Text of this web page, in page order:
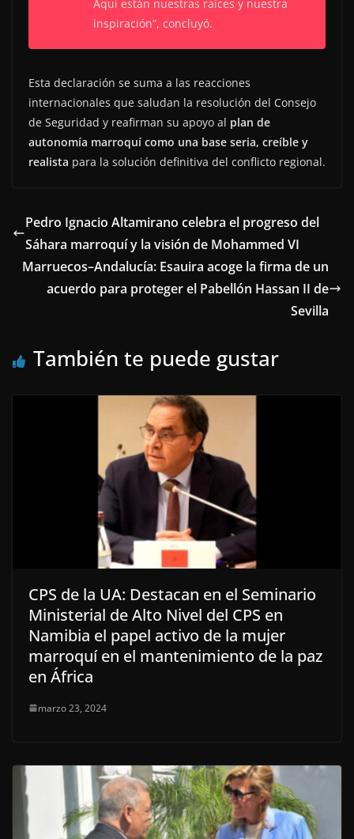
Aquí están nuestras raíces y nuestra
inspiración”, concluyó.
Esta declaración se suma a las reacciones
internacionales que saludan la resolución del Consejo
de Seguridad y reafirman su apoyo al plan de
autonomía marroquí como una base seria, creíble y
realista para la solución definitiva del conflicto regional.
Pedro Ignacio Altamirano celebra el progreso del
Sáhara marroquí y la visión de Mohammed VI
Marruecos–Andalucía: Esauira acoge la firma de un
acuerdo para proteger el Pabellón Hassan II de
Sevilla
También te puede gustar
CPS de la UA: Destacan en el Seminario
Ministerial de Alto Nivel del CPS en
Namibia el papel activo de la mujer
marroquí en el mantenimiento de la paz
en África
marzo 23, 2024